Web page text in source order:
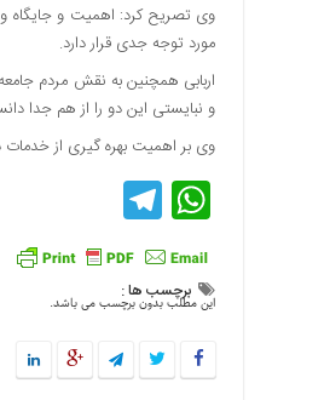
وی تصریح کرد: اهمیت و جایگاه
مورد توجه جدی قرار دارد.
اربابی همچنین به نقش مردم
و نبایستی این دو را از هم جدا
وی بر اهمیت بهره گیری از خدمات
WhatsApp
برچسب ها :
این مطلب بدون برچسب می باشد.